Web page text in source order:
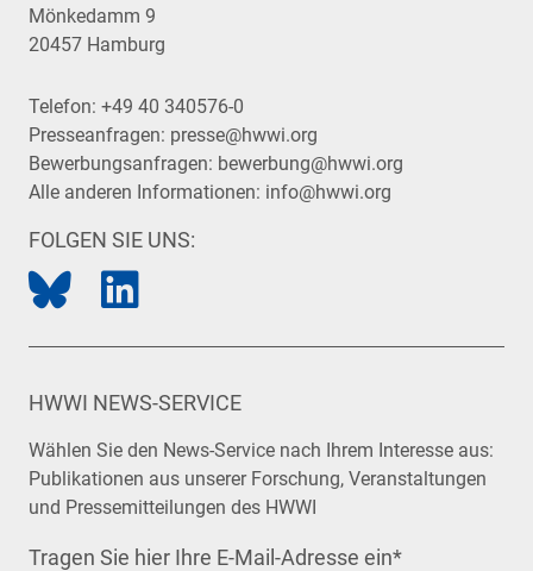
Mönkedamm 9
20457 Hamburg
Telefon: +49 40 340576-0
Presseanfragen: presse@hwwi.org
Bewerbungsanfragen: bewerbung@hwwi.org
Alle anderen Informationen: info@hwwi.org
FOLGEN SIE UNS:
HWWI NEWS-SERVICE
Wählen Sie den News-Service nach Ihrem Interesse aus:
Publikationen aus unserer Forschung, Veranstaltungen
und Pressemitteilungen des HWWI
Tragen Sie hier Ihre E-Mail-Adresse ein*